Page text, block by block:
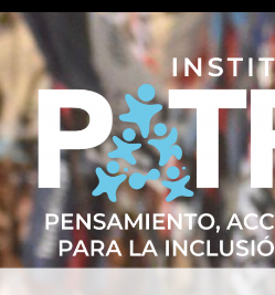
Skip
to
content